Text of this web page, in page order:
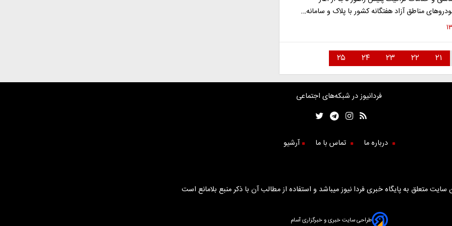
مناطق آزاد هفتگانه کشور با پلاک و سامانه…
۲۱ ۲۲ ۲۳ ۲۴ ۲۵
فردانیوز در شبکه‌های اجتماعی
درباره ما تماس با ما آرشیو
متعلق به پایگاه خبری فردا نیوز میباشد و استفاده از مطالب آن با ذکر منبع بلامانع است
طراحی سایت خبری و خبرگزاری آسام